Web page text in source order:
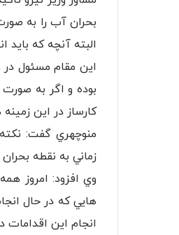
بحران آب را به
البته آنچه كه
این مقام مسئول
بوده و اگر به
كارساز در اين
منوچهري گفت:
زماني به نقطه
وي افزود:‌ امروز
هايي كه در حال
انجام اين